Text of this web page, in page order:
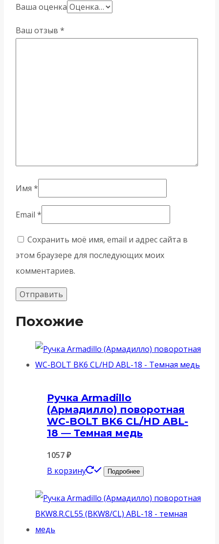
Ваша оценка
Ваш отзыв *
Имя *
Email *
Сохранить моё имя, email и адрес сайта в
этом браузере для последующих моих
комментариев.
Похожие
Ручка Armadillo
(Армадилло) поворотная
WC-BOLT BK6 CL/HD ABL-
18 — Темная медь
1057₽
В корзину
Подробнее